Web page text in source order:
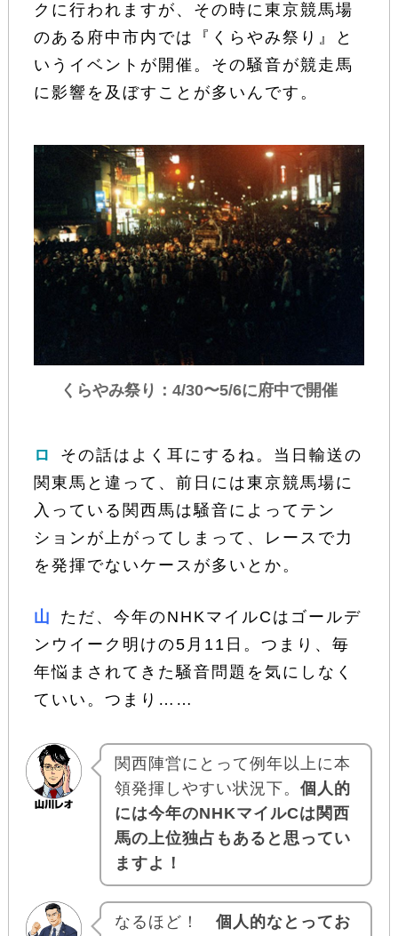
クに行われますが、その時に東京競馬場
のある府中市内では『くらやみ祭り』と
いうイベントが開催。その騒音が競走馬
に影響を及ぼすことが多いんです。
くらやみ祭り：4/30〜5/6に府中で開催
ロ
その話はよく耳にするね。当日輸送の
関東馬と違って、前日には東京競馬場に
入っている関西馬は騒音によってテン
ションが上がってしまって、レースで力
を発揮でないケースが多いとか。
山
ただ、今年のNHKマイルCはゴールデ
ンウイーク明けの5月11日。つまり、毎
年悩まされてきた騒音問題を気にしなく
ていい。つまり……
関西陣営にとって例年以上に本
領発揮しやすい状況下。 個人的
には今年のNHKマイルCは関西
馬の上位独占もあると思ってい
ますよ！
なるほど！ 個人的なとってお